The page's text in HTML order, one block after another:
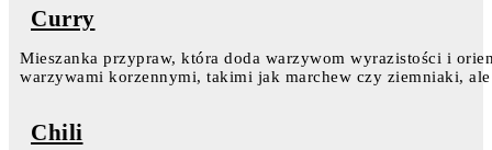
Curry
Mieszanka przypraw, która doda warzywom wyrazistości i
warzywami korzennymi, takimi jak marchew czy ziemniaki,
Chili